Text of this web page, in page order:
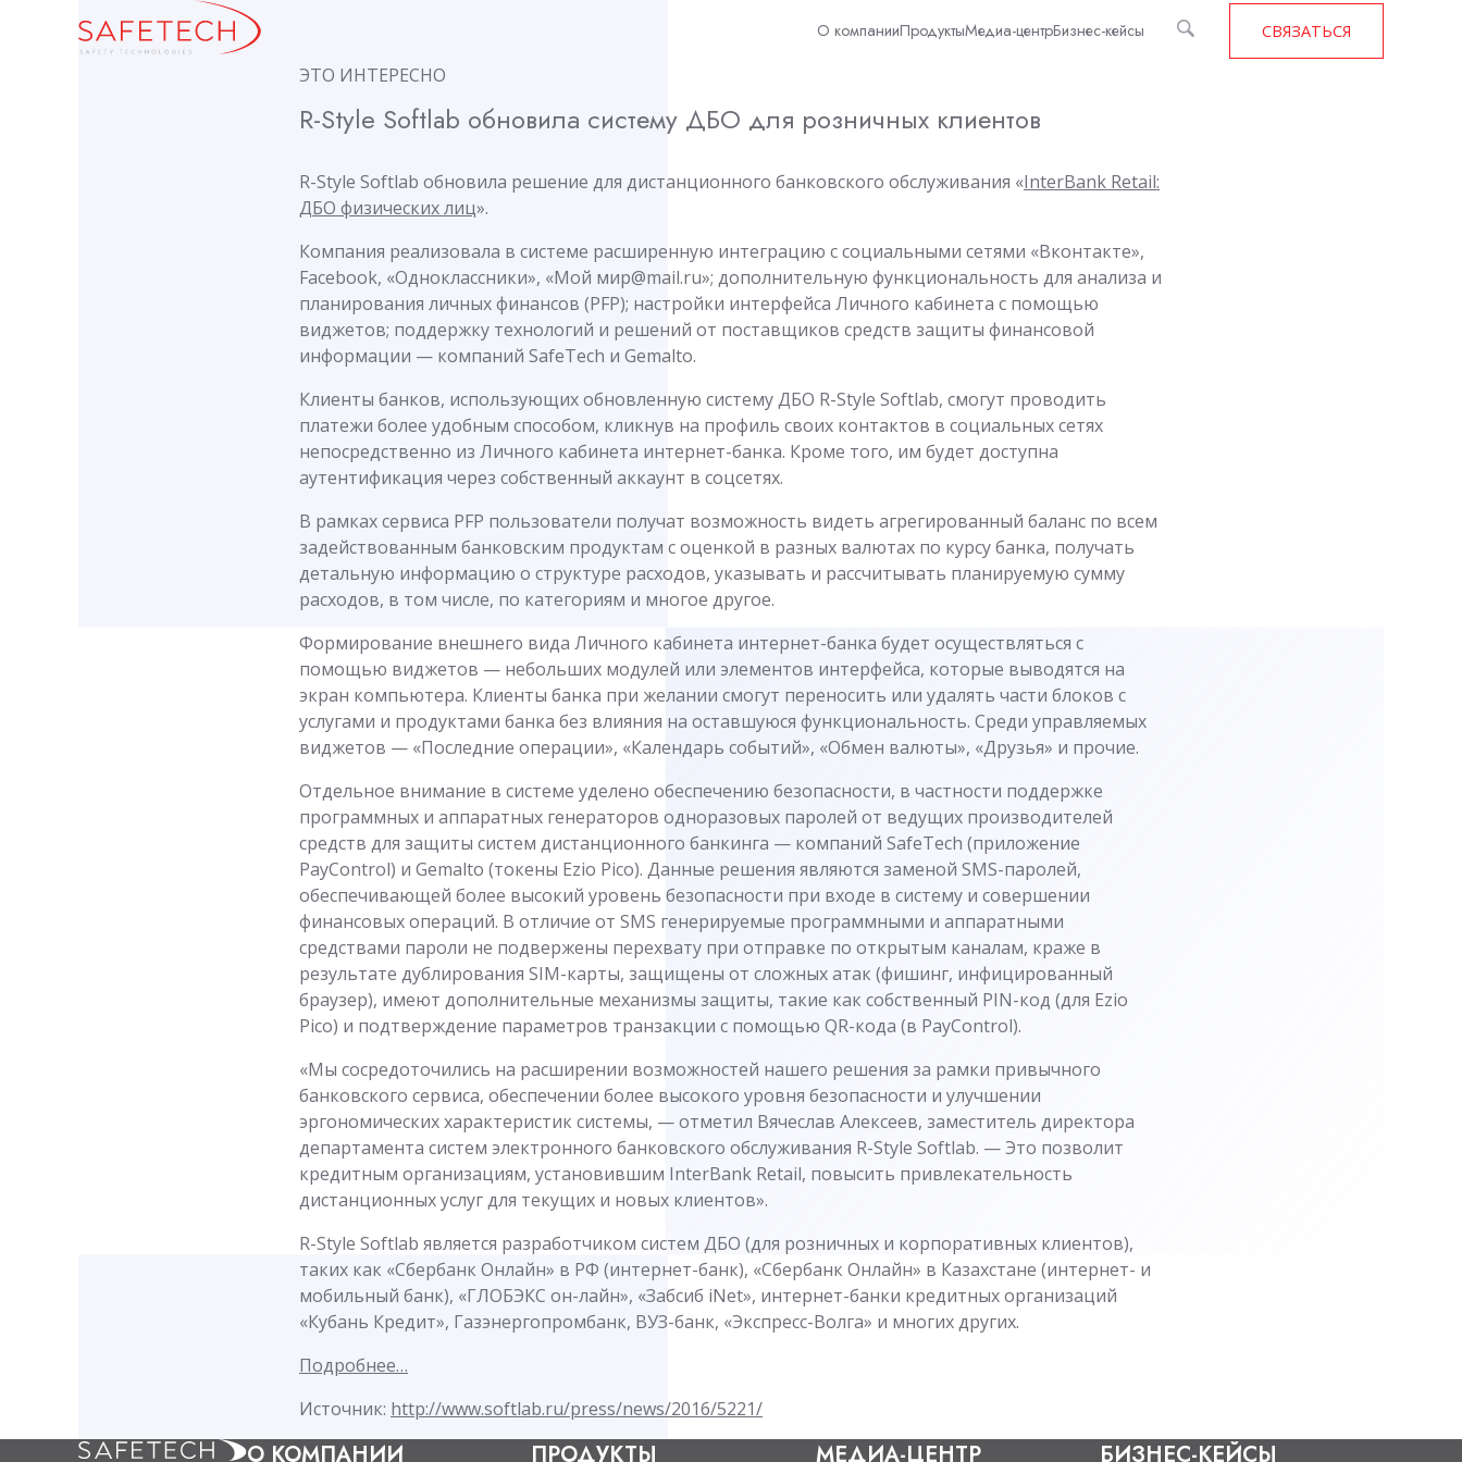
О компанииПродуктыМедиа-центрБизнес-кейсы СВЯЗАТЬСЯ
ЭТО ИНТЕРЕСНО
R-Style Softlab обновила систему ДБО для розничных клиентов
R-Style Softlab обновила решение для дистанционного банковского обслуживания «InterBank Retail:
ДБО физических лиц».
Компания реализовала в системе расширенную интеграцию с социальными сетями «Вконтакте»,
Facebook, «Одноклассники», «Мой мир@mail.ru»; дополнительную функциональность для анализа и
планирования личных финансов (PFP); настройки интерфейса Личного кабинета с помощью
виджетов; поддержку технологий и решений от поставщиков средств защиты финансовой
информации — компаний SafeTech и Gemalto.
Клиенты банков, использующих обновленную систему ДБО R-Style Softlab, смогут проводить
платежи более удобным способом, кликнув на профиль своих контактов в социальных сетях
непосредственно из Личного кабинета интернет-банка. Кроме того, им будет доступна
аутентификация через собственный аккаунт в соцсетях.
В рамках сервиса PFP пользователи получат возможность видеть агрегированный баланс по всем
задействованным банковским продуктам с оценкой в разных валютах по курсу банка, получать
детальную информацию о структуре расходов, указывать и рассчитывать планируемую сумму
расходов, в том числе, по категориям и многое другое.
Формирование внешнего вида Личного кабинета интернет-банка будет осуществляться с
помощью виджетов — небольших модулей или элементов интерфейса, которые выводятся на
экран компьютера. Клиенты банка при желании смогут переносить или удалять части блоков с
услугами и продуктами банка без влияния на оставшуюся функциональность. Среди управляемых
виджетов — «Последние операции», «Календарь событий», «Обмен валюты», «Друзья» и прочие.
Отдельное внимание в системе уделено обеспечению безопасности, в частности поддержке
программных и аппаратных генераторов одноразовых паролей от ведущих производителей
средств для защиты систем дистанционного банкинга — компаний SafeTech (приложение
PayControl) и Gemalto (токены Ezio Pico). Данные решения являются заменой SMS-паролей,
обеспечивающей более высокий уровень безопасности при входе в систему и совершении
финансовых операций. В отличие от SMS генерируемые программными и аппаратными
средствами пароли не подвержены перехвату при отправке по открытым каналам, краже в
результате дублирования SIM-карты, защищены от сложных атак (фишинг, инфицированный
браузер), имеют дополнительные механизмы защиты, такие как собственный PIN-код (для Ezio
Pico) и подтверждение параметров транзакции с помощью QR-кода (в PayControl).
«Мы сосредоточились на расширении возможностей нашего решения за рамки привычного
банковского сервиса, обеспечении более высокого уровня безопасности и улучшении
эргономических характеристик системы, — отметил Вячеслав Алексеев, заместитель директора
департамента систем электронного банковского обслуживания R-Style Softlab. — Это позволит
кредитным организациям, установившим InterBank Retail, повысить привлекательность
дистанционных услуг для текущих и новых клиентов».
R-Style Softlab является разработчиком систем ДБО (для розничных и корпоративных клиентов),
таких как «Сбербанк Онлайн» в РФ (интернет-банк), «Сбербанк Онлайн» в Казахстане (интернет- и
мобильный банк), «ГЛОБЭКС он-лайн», «Забсиб iNet», интернет-банки кредитных организаций
«Кубань Кредит», Газэнергопромбанк, ВУЗ-банк, «Экспресс-Волга» и многих других.
Подробнее…
Источник: http://www.softlab.ru/press/news/2016/5221/
О КОМПАНИИ ПРОДУКТЫ МЕДИА-ЦЕНТР БИЗНЕС-КЕЙСЫ